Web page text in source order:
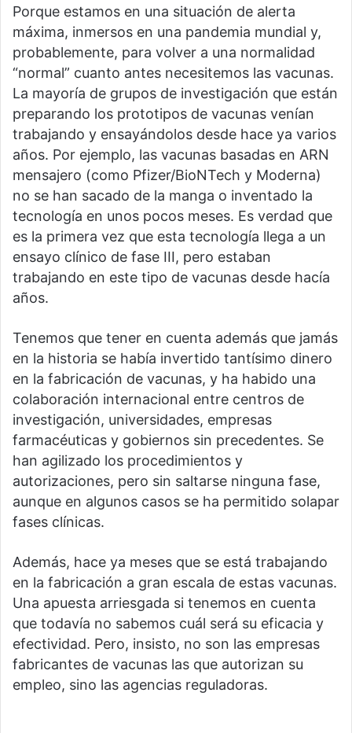
Porque estamos en una situación de alerta
máxima, inmersos en una pandemia mundial y,
probablemente, para volver a una normalidad
“normal” cuanto antes necesitemos las vacunas.
La mayoría de grupos de investigación que están
preparando los prototipos de vacunas venían
trabajando y ensayándolos desde hace ya varios
años. Por ejemplo, las vacunas basadas en ARN
mensajero (como Pfizer/BioNTech y Moderna)
no se han sacado de la manga o inventado la
tecnología en unos pocos meses. Es verdad que
es la primera vez que esta tecnología llega a un
ensayo clínico de fase III, pero estaban
trabajando en este tipo de vacunas desde hacía
años.
Tenemos que tener en cuenta además que jamás
en la historia se había invertido tantísimo dinero
en la fabricación de vacunas, y ha habido una
colaboración internacional entre centros de
investigación, universidades, empresas
farmacéuticas y gobiernos sin precedentes. Se
han agilizado los procedimientos y
autorizaciones, pero sin saltarse ninguna fase,
aunque en algunos casos se ha permitido solapar
fases clínicas.
Además, hace ya meses que se está trabajando
en la fabricación a gran escala de estas vacunas.
Una apuesta arriesgada si tenemos en cuenta
que todavía no sabemos cuál será su eficacia y
efectividad. Pero, insisto, no son las empresas
fabricantes de vacunas las que autorizan su
empleo, sino las agencias reguladoras.